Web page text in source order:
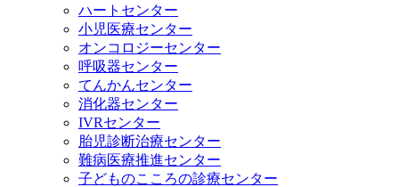
ハートセンター
小児医療センター
オンコロジーセンター
呼吸器センター
てんかんセンター
消化器センター
IVRセンター
胎児診断治療センター
難病医療推進センター
子どものこころの診療センター